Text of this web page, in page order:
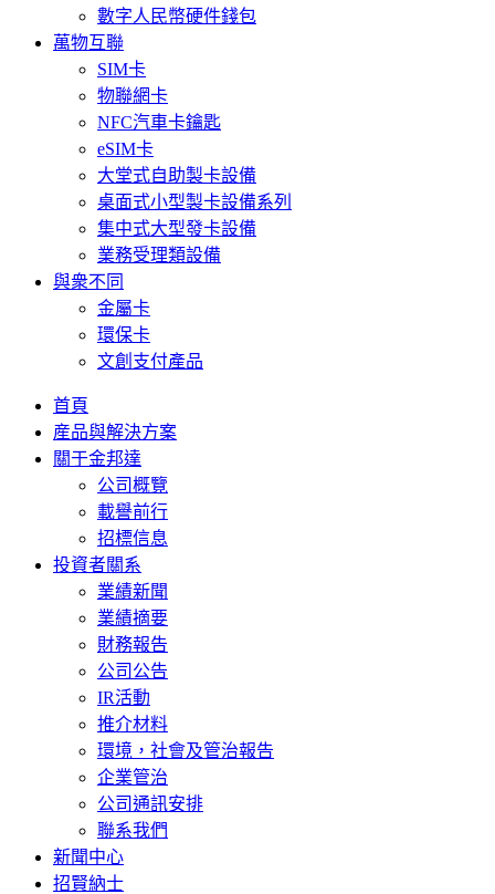
數字人民幣硬件錢包
萬物互聯
SIM卡
物聯網卡
NFC汽車卡鑰匙
eSIM卡
大堂式自助製卡設備
桌面式小型製卡設備系列
集中式大型發卡設備
業務受理類設備
與衆不同
金屬卡
環保卡
文創支付產品
首頁
産品與解決方案
關于金邦達
公司概覽
載譽前行
招標信息
投資者關系
業績新聞
業績摘要
財務報告
公司公告
IR活動
推介材料
環境，社會及管治報告
企業管治
公司通訊安排
聯系我們
新聞中心
招賢納士